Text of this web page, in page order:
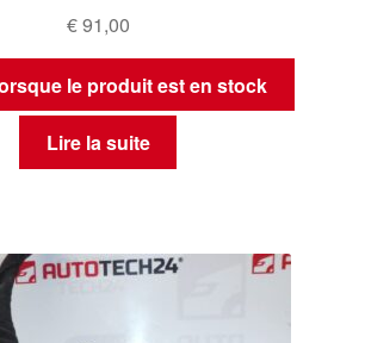
€91,00
le produit est en stock
Lire la suite